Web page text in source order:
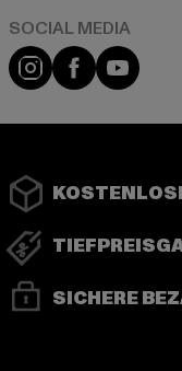
Instagram
Facebook
SICHERE